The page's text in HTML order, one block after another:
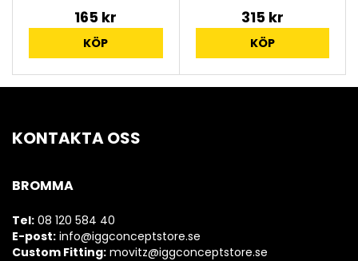
165 kr
KÖP
315 kr
KÖP
KONTAKTA OSS
BROMMA
Tel: 08 120 584 40
E-post: info@iggconceptstore.se
Custom Fitting: movitz@iggconceptstore.se